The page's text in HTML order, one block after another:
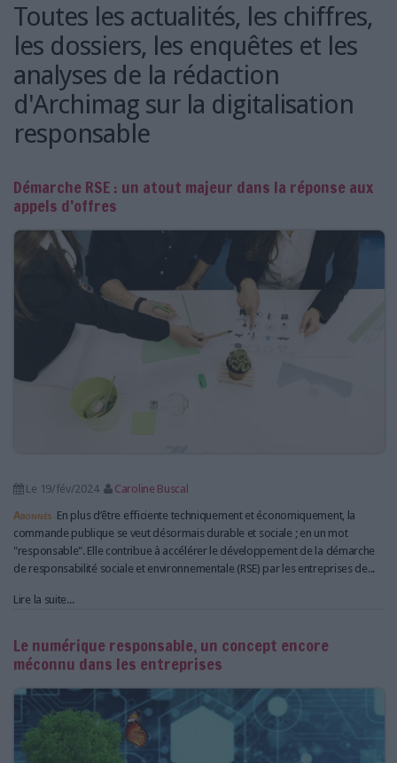
Toutes les actualités, les chiffres,
les dossiers, les enquêtes et les
analyses de la rédaction
d'Archimag sur la digitalisation
responsable
Démarche RSE : un atout majeur dans la réponse aux
appels d’offres
Le 19/fév/2024
Caroline Buscal
Abonnés En plus d’être efficiente techniquement et économiquement, la
commande publique se veut désormais durable et sociale ; en un mot
"responsable". Elle contribue à accélérer le développement de la démarche
de responsabilité sociale et environnementale (RSE) par les entreprises de...
Lire la suite...
Le numérique responsable, un concept encore
méconnu dans les entreprises